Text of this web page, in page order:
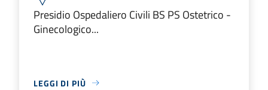
Presidio Ospedaliero Civili BS PS Ostetrico -
Ginecologico...
LEGGI DI PIÙ